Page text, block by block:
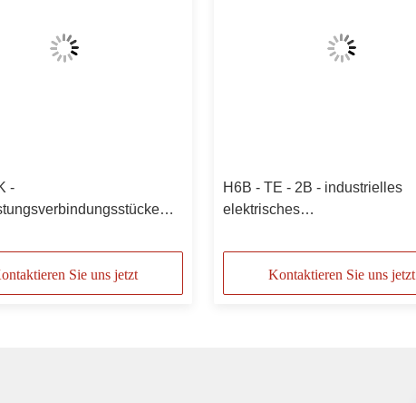
-
Sie uns jetzt
H6B - TE - 2B - industrielles
elektrisches
PG16 mit Spitzeneintritt
Kontaktieren Sie uns jetzt